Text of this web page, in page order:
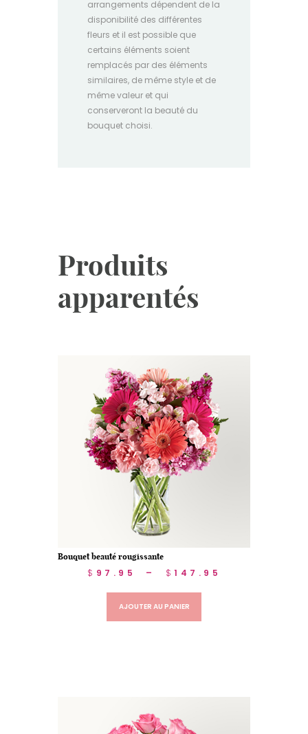
arrangements dépendent de la
disponibilité des différentes
fleurs et il est possible que
certains éléments soient
remplacés par des éléments
similaires, de même style et de
même valeur et qui
conserveront la beauté du
bouquet choisi.
Produits
apparentés
Bouquet beauté rougissante
$ 97.95 – $ 147.95
AJOUTER AU PANIER